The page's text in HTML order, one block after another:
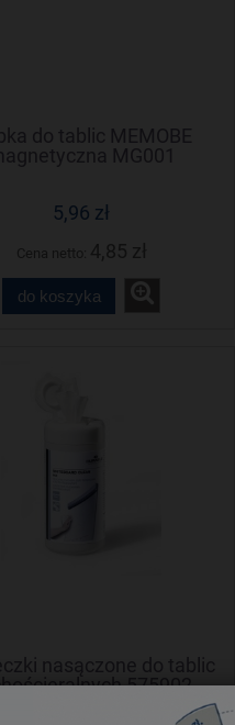
do tablic MEMOBE
MG001
5,96 zł
do koszyka
nasączone do tablic
575902